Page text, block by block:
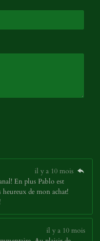
il y a 10 mois
En plus Pablo est
heureux de mon achat!
il y a 10 mois